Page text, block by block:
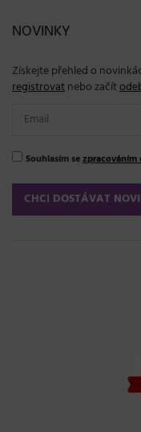
NOVINKY
Získejte přehled o
registrovatnebo začít
Souhlasím sezpracováním